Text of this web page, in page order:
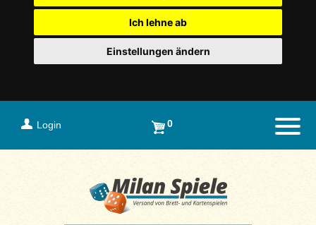
Ich lehne ab
Einstellungen ändern
Login 0